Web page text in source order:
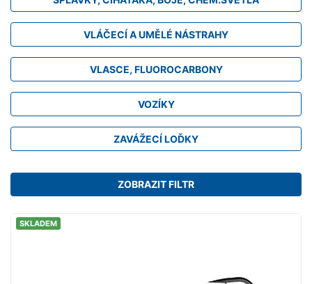
VLÁČECÍ A UMĚLÉ NÁSTRAHY
VLASCE, FLUOROCARBONY
VOZÍKY
ZAVÁŽECÍ LOĎKY
ZOBRAZIT FILTR
SKLADEM